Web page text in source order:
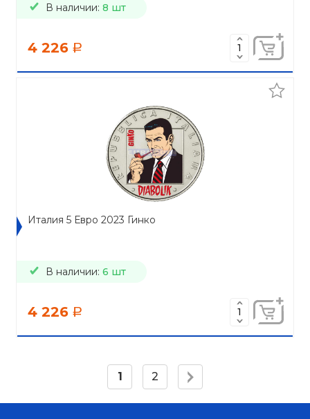
В наличии: 8 шт
4 226 a
Италия 5 Евро 2023 Гинко
В наличии: 6 шт
4 226 a
1 2